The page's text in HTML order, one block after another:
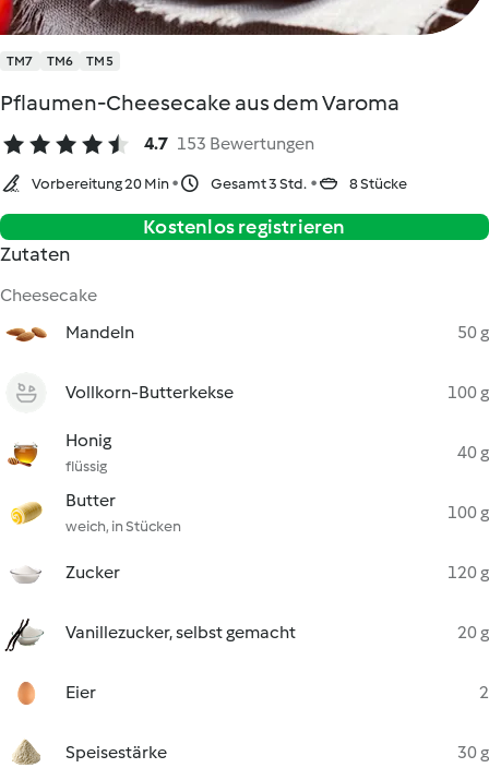
TM7 TM6 TM5
Pflaumen-Cheesecake aus dem Varoma
4.7 153 Bewertungen
Vorbereitung 20 Min Gesamt 3 Std. 8 Stücke
Kostenlos registrieren
Zutaten
Cheesecake
Mandeln
50 g
Vollkorn-Butterkekse 100 g
Honig
flüssig
40 g
Butter
weich, in Stücken
100 g
Zucker 120 g
Vanillezucker, selbst gemacht 20 g
Eier 2
Speisestärke 30 g